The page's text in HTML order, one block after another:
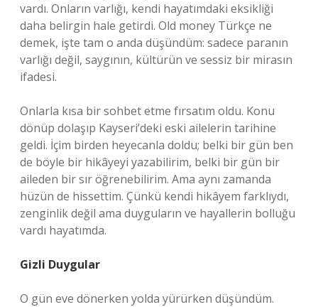
vardı. Onların varlığı, kendi hayatımdaki eksikliği
daha belirgin hale getirdi. Old money Türkçe ne
demek, işte tam o anda düşündüm: sadece paranın
varlığı değil, saygının, kültürün ve sessiz bir mirasın
ifadesi.
Onlarla kısa bir sohbet etme fırsatım oldu. Konu
dönüp dolaşıp Kayseri’deki eski ailelerin tarihine
geldi. İçim birden heyecanla doldu; belki bir gün ben
de böyle bir hikâyeyi yazabilirim, belki bir gün bir
aileden bir sır öğrenebilirim. Ama aynı zamanda
hüzün de hissettim. Çünkü kendi hikâyem farklıydı,
zenginlik değil ama duyguların ve hayallerin bolluğu
vardı hayatımda.
Gizli Duygular
O gün eve dönerken yolda yürürken düşündüm.